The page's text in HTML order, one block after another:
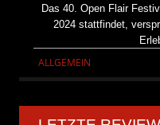
Das 40. Open Flair
2024 stattfindet,
ALLGEMEIN